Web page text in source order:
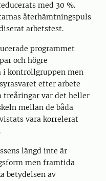
med 30 %.
återhämtningspuls
arbetstest.
programmet
och högre
i kontrollgruppen men
efter arbete
treåringar var det heller
mellan de båda
vara korrelerat
längd inte är
men framtida
betydelsen av